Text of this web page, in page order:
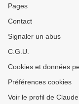
Pages
Contact
Signaler un abus
C.G.U.
Cookies et données
Préférences cookies
Voir le profil de